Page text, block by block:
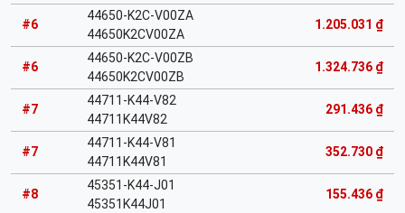
#6
44650-K2C-V00ZA
44650K2CV00ZA
1.205.031 ₫
#6
44650-K2C-V00ZB
44650K2CV00ZB
1.324.736 ₫
#7
44711-K44-V82
44711K44V82
291.436 ₫
#7
44711-K44-V81
44711K44V81
352.730 ₫
#8
45351-K44-J01
45351K44J01
155.436 ₫